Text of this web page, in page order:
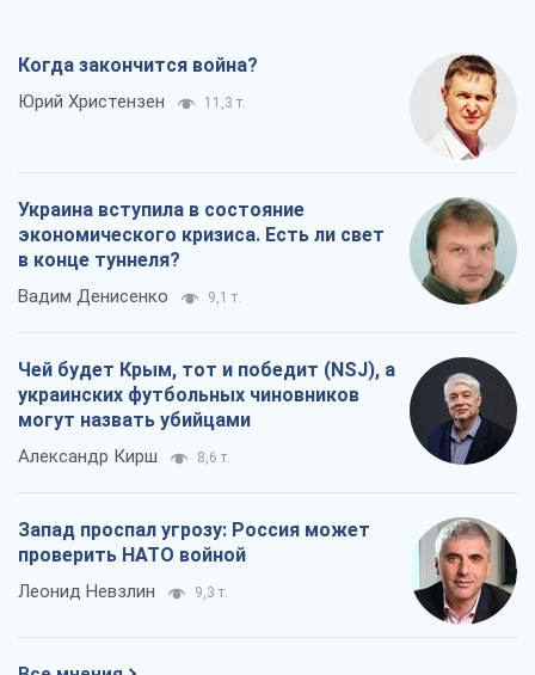
Когда закончится война?
Юрий Христензен 11,3 т.
Украина вступила в состояние
экономического кризиса. Есть ли свет
в конце туннеля?
Вадим Денисенко 9,1 т.
Чей будет Крым, тот и победит (NSJ), а
украинских футбольных чиновников
могут назвать убийцами
Александр Кирш 8,6 т.
Запад проспал угрозу: Россия может
проверить НАТО войной
Леонид Невзлин 9,3 т.